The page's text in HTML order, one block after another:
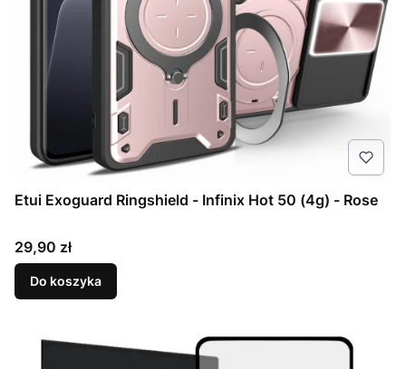
Etui Exoguard Ringshield - Infinix Hot 50 (4g) - Rose
Cena
29,90 zł
Do koszyka